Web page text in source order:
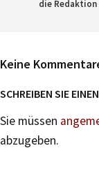
die Redaktion
Keine
SCHREIBEN SIE
Sie müssen
abzugeben.